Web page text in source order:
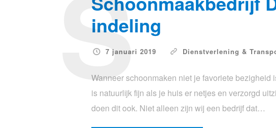
indeling
7 januari 2019 Dienstverlening &
Wanneer schoonmaken niet je favoriete
is natuurlijk fijn als je huis er netjes en verzorgd
doen dit ook. Niet alleen zijn wij een bedrijf dat…